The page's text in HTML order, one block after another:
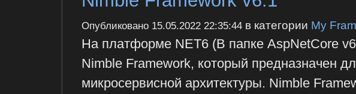
Опубликовано 15.05.2022 22:35:44в категории My
На платформе NET6 (В папке AspNetCore
Nimble Framework, который предназначен
микросервисной архитектуры. Nimble